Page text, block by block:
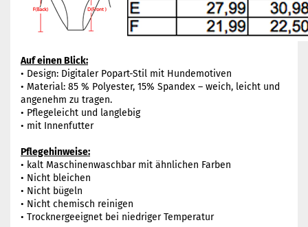
Auf einen Blick:
• Design: Digitaler Popart-Stil mit Hundemotiven
• Material: 85 % Polyester, 15% Spandex – weich, leicht und
angenehm zu tragen.
• Pflegeleicht und langlebig
• mit Innenfutter
Pflegehinweise:
• kalt Maschinenwaschbar mit ähnlichen Farben
• Nicht bleichen
• Nicht bügeln
• Nicht chemisch reinigen
• Trocknergeeignet bei niedriger Temperatur